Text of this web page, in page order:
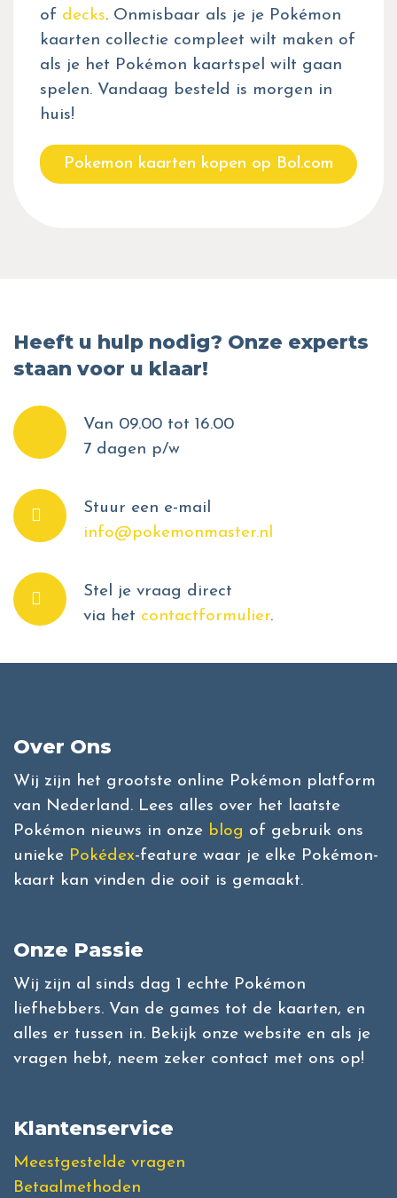
of decks. Onmisbaar als je je Pokémon
kaarten collectie compleet wilt maken of
als je het Pokémon kaartspel wilt gaan
spelen. Vandaag besteld is morgen in
huis!
Pokemon kaarten kopen op Bol.com
Heeft u hulp nodig? Onze experts
staan voor u klaar!
Van 09.00 tot 16.00
7 dagen p/w
Stuur een e-mail
info@pokemonmaster.nl
Stel je vraag direct
via het contactformulier.
Over Ons
Wij zijn het grootste online Pokémon platform
van Nederland. Lees alles over het laatste
Pokémon nieuws in onze blog of gebruik ons
unieke Pokédex-feature waar je elke Pokémon-
kaart kan vinden die ooit is gemaakt.
Onze Passie
Wij zijn al sinds dag 1 echte Pokémon
liefhebbers. Van de games tot de kaarten, en
alles er tussen in. Bekijk onze website en als je
vragen hebt, neem zeker contact met ons op!
Klantenservice
Meestgestelde vragen
Betaalmethoden